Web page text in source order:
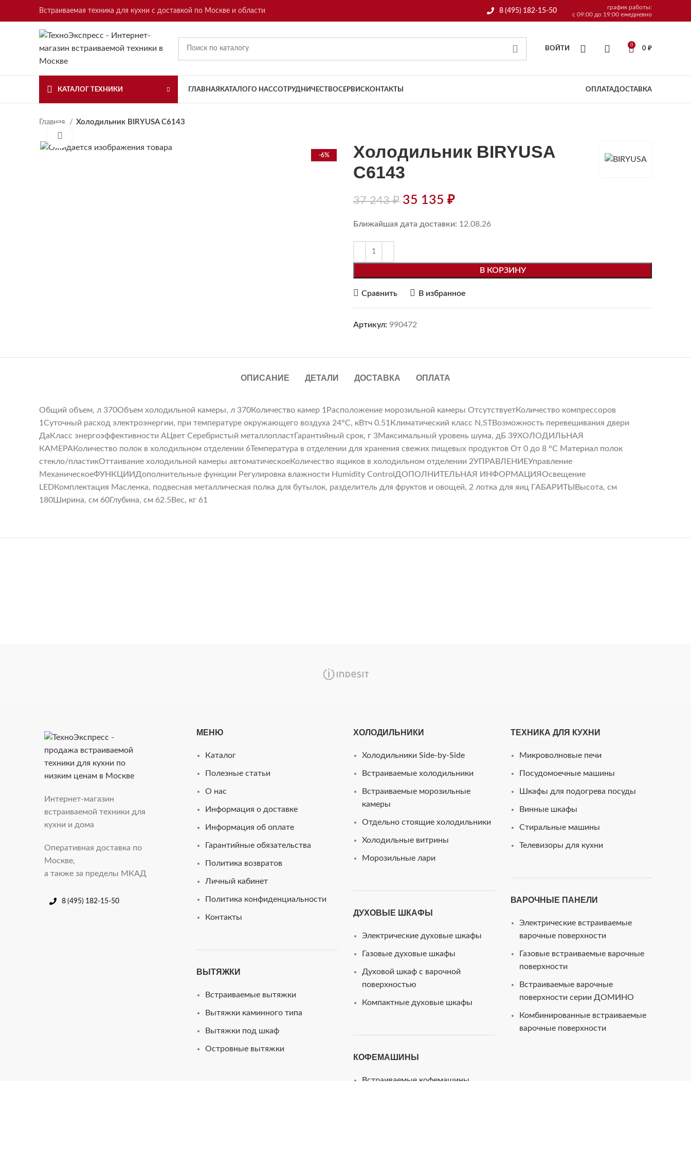
Встраиваемая техника для кухни с доставкой по Москве и области 8 (495) 182-15-50
график работы:
с 09:00 до 19:00 ежедневно
ВОЙТИ
0
0 ₽
КАТАЛОГ ТЕХНИКИ ГЛАВНАЯ КАТАЛОГО НАССОТРУДНИЧЕСТВОСЕРВИСКОНТАКТЫ ОПЛАТАДОСТАВКА
Главная Холодильник BIRYUSA C6143
-6%
Холодильник BIRYUSA
C6143
37 243₽ 35 135 ₽
Ближайшая дата доставки: 12.08.26
В КОРЗИНУ
Сравнить В избранное
Артикул: 990472
ОПИСАНИЕ ДЕТАЛИ ДОСТАВКА ОПЛАТА
Общий объем, л 370Объем холодильной камеры, л 370Количество камер 1Расположение морозильной камеры ОтсутствуетКоличество компрессоров
1Суточный расход электроэнергии, при температуре окружающего воздуха 24°C, кВтч 0.51Климатический класс N,STВозможность перевешивания двери
ДаКласс энергоэффективности AЦвет Серебристый металлопластГарантийный срок, г 3Максимальный уровень шума, дБ 39ХОЛОДИЛЬНАЯ
КАМЕРАКоличество полок в холодильном отделении 6Температура в отделении для хранения свежих пищевых продуктов От 0 до 8 °C Материал полок
стекло/пластикОттаивание холодильной камеры автоматическоеКоличество ящиков в холодильном отделении 2УПРАВЛЕНИЕУправление
МеханическоеФУНКЦИИДополнительные функции Регулировка влажности Humidity ControlДОПОЛНИТЕЛЬНАЯ ИНФОРМАЦИЯОсвещение
LEDКомплектация Масленка, подвесная металлическая полка для бутылок, разделитель для фруктов и овощей, 2 лотка для яиц ГАБАРИТЫВысота, см
180Ширина, см 60Глубина, см 62.5Вес, кг 61
Интернет-магазин
встраиваемой техники для
кухни и дома
Оперативная доставка по
Москве,
а также за пределы МКАД
8 (495) 182-15-50
МЕНЮ
Каталог
Полезные статьи
О нас
Информация о доставке
Информация об оплате
Гарантийные обязательства
Политика возвратов
Личный кабинет
Политика конфиденциальности
Контакты
ВЫТЯЖКИ
Встраиваемые вытяжки
Вытяжки каминного типа
Вытяжки под шкаф
Островные вытяжки
ХОЛОДИЛЬНИКИ
Холодильники Side-by-Side
Встраиваемые холодильники
Встраиваемые морозильные
камеры
Отдельно стоящие холодильники
Холодильные витрины
Морозильные лари
ДУХОВЫЕ ШКАФЫ
Электрические духовые шкафы
Газовые духовые шкафы
Духовой шкаф с варочной
поверхностью
Компактные духовые шкафы
КОФЕМАШИНЫ
Встраиваемые кофемашины
ТЕХНИКА ДЛЯ КУХНИ
Микроволновые печи
Посудомоечные машины
Шкафы для подогрева посуды
Винные шкафы
Стиральные машины
Телевизоры для кухни
ВАРОЧНЫЕ ПАНЕЛИ
Электрические встраиваемые
варочные поверхности
Газовые встраиваемые варочные
поверхности
Встраиваемые варочные
поверхности серии ДОМИНО
Комбинированные встраиваемые
варочные поверхности